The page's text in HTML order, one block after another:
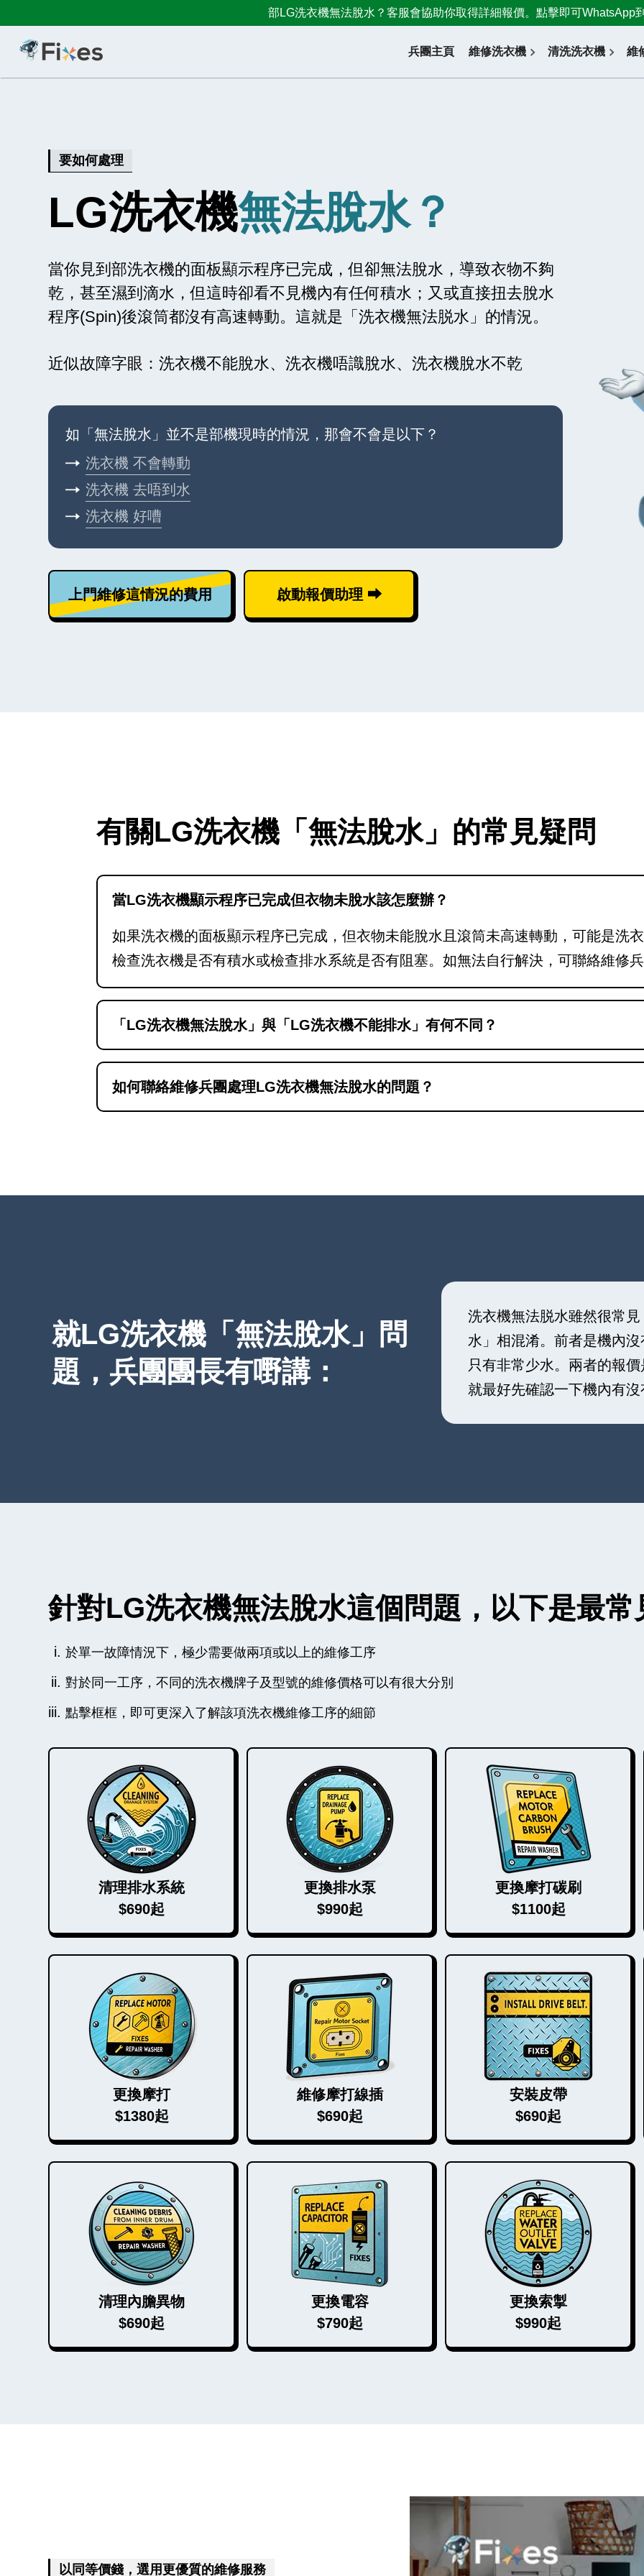
部LG洗衣機無法脫水？客服會協助你取得詳細報價。點擊即可WhatsApp
兵團主頁 維修洗衣機 清洗洗衣機 維
要如何處理
LG洗衣機無法脫水？
當你見到部洗衣機的面板顯示程序已完成，但卻無法脫水，導致衣物不夠
乾，甚至濕到滴水，但這時卻看不見機內有任何積水；又或直接扭去脫水
程序(Spin)後滾筒都沒有高速轉動。這就是「洗衣機無法脱水」的情況。
近似故障字眼：洗衣機不能脫水、洗衣機唔識脫水、洗衣機脫水不乾
如「無法脫水」並不是部機現時的情況，那會不會是以下？
洗衣機 不會轉動
洗衣機 去唔到水
洗衣機 好嘈
上門維修這情況的費用 啟動報價助理 ⮕
有關LG洗衣機「無法脫水」的常見疑問
當LG洗衣機顯示程序已完成但衣物未脫水該怎麼辦？
如果洗衣機的面板顯示程序已完成，但衣物未能脫水且滾筒未高速轉動，可能是洗
檢查洗衣機是否有積水或檢查排水系統是否有阻塞。如無法自行解決，可聯絡維修
「LG洗衣機無法脫水」與「LG洗衣機不能排水」有何不同？
「洗衣機無法脫水」通常指洗衣機內部無積水，但衣物未能脫水或滾筒未高速轉動
洗衣機內部有水浸，即使只是少量。這兩種情況需要不同的維修方法，確認實際情
如何聯絡維修兵團處理LG洗衣機無法脫水的問題？
就LG洗衣機「無法脫水」問
題，兵團團長有嘢講：
洗衣機無法脱水雖然很常
水」相混淆。前者是機內
只有非常少水。兩者的報
就最好先確認一下機內有沒
針對LG洗衣機無法脫水這個問題，以下是最常
於單一故障情況下，極少需要做兩項或以上的維修工序
對於同一工序，不同的洗衣機牌子及型號的維修價格可以有很大分別
點擊框框，即可更深入了解該項洗衣機維修工序的細節
清理排水系統
$690起
更換排水泵
$990起
更換摩打碳刷
$1100起
更換摩打
$1380起
維修摩打線插
$690起
安裝皮帶
$690起
清理內膽異物
$690起
更換電容
$790起
更換索掣
$990起
以同等價錢，選用更優質的維修服務